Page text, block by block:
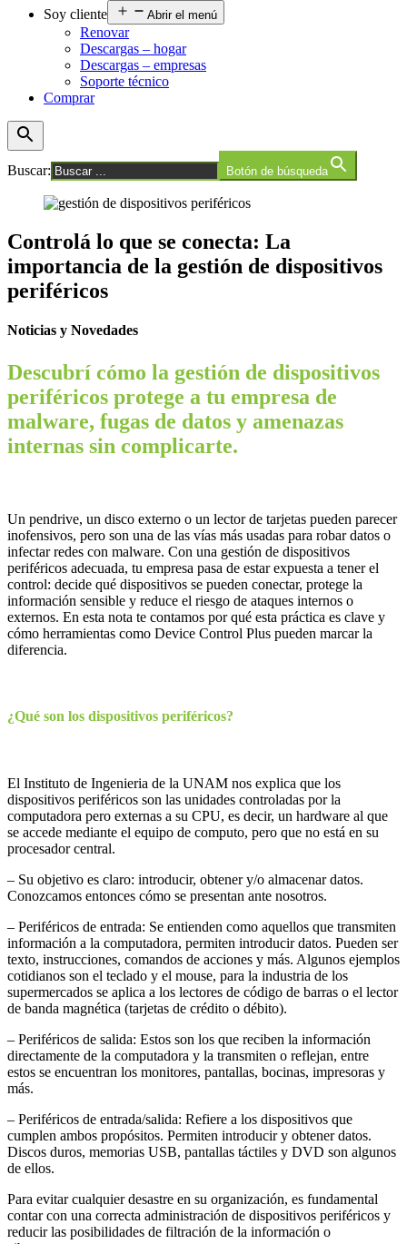
Soy cliente
Abrir el menú
Renovar
Descargas – hogar
Descargas – empresas
Soporte técnico
Comprar
Buscar: Botón de búsqueda
Controlá lo que se conecta: La
importancia de la gestión de dispositivos
periféricos
Noticias y Novedades
Descubrí cómo la gestión de dispositivos
periféricos protege a tu empresa de
malware, fugas de datos y amenazas
internas sin complicarte.
Un pendrive, un disco externo o un lector de tarjetas pueden parecer
inofensivos, pero son una de las vías más usadas para robar datos o
infectar redes con malware. Con una gestión de dispositivos
periféricos adecuada, tu empresa pasa de estar expuesta a tener el
control: decide qué dispositivos se pueden conectar, protege la
información sensible y reduce el riesgo de ataques internos o
externos. En esta nota te contamos por qué esta práctica es clave y
cómo herramientas como Device Control Plus pueden marcar la
diferencia.
¿Qué son los dispositivos periféricos?
El Instituto de Ingenieria de la UNAM nos explica que los
dispositivos periféricos son las unidades controladas por la
computadora pero externas a su CPU, es decir, un hardware al que
se accede mediante el equipo de computo, pero que no está en su
procesador central.
– Su objetivo es claro: introducir, obtener y/o almacenar datos.
Conozcamos entonces cómo se presentan ante nosotros.
– Periféricos de entrada: Se entienden como aquellos que transmiten
información a la computadora, permiten introducir datos. Pueden ser
texto, instrucciones, comandos de acciones y más. Algunos ejemplos
cotidianos son el teclado y el mouse, para la industria de los
supermercados se aplica a los lectores de código de barras o el lector
de banda magnética (tarjetas de crédito o débito).
– Periféricos de salida: Estos son los que reciben la información
directamente de la computadora y la transmiten o reflejan, entre
estos se encuentran los monitores, pantallas, bocinas, impresoras y
más.
– Periféricos de entrada/salida: Refiere a los dispositivos que
cumplen ambos propósitos. Permiten introducir y obtener datos.
Discos duros, memorias USB, pantallas táctiles y DVD son algunos
de ellos.
Para evitar cualquier desastre en su organización, es fundamental
contar con una correcta administración de dispositivos periféricos y
reducir las posibilidades de filtración de la información o